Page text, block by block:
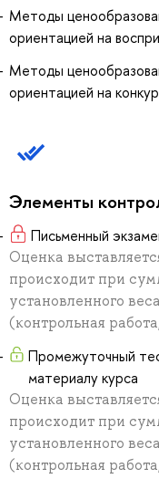
Методы
ориентацией на
Методы
ориентацией на
Элементы
Письменный
Оценка
происходит при
установленного
(контрольная
Промежуточный
материалу курса
Оценка
происходит при
установленного
(контрольная